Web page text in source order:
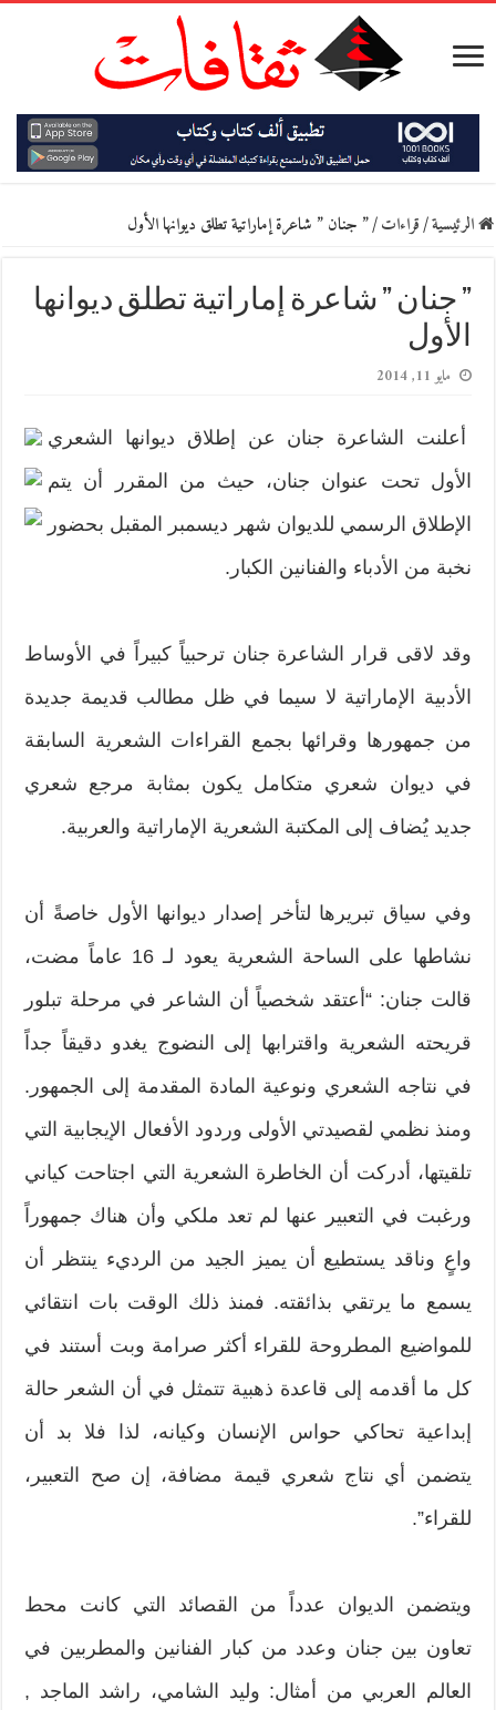
الرئيسية/قراءات/” جنان ” شاعرة إماراتية تطلق ديوانها الأول
” جنان ” شاعرة إماراتية تطلق ديوانها
الأول
مايو 11, 2014
أعلنت الشاعرة جنان عن إطلاق ديوانها الشعري
الأول تحت عنوان جنان، حيث من المقرر أن يتم
الإطلاق الرسمي للديوان شهر ديسمبر المقبل بحضور
نخبة من الأدباء والفنانين الكبار.
وقد لاقى قرار الشاعرة جنان ترحبياً كبيراً في الأوساط
الأدبية الإماراتية لا سيما في ظل مطالب قديمة جديدة
من جمهورها وقرائها بجمع القراءات الشعرية السابقة
في ديوان شعري متكامل يكون بمثابة مرجع شعري
جديد يُضاف إلى المكتبة الشعرية الإماراتية والعربية.
وفي سياق تبريرها لتأخر إصدار ديوانها الأول خاصةً أن
نشاطها على الساحة الشعرية يعود لـ 16 عاماً مضت،
قالت جنان: “أعتقد شخصياً أن الشاعر في مرحلة تبلور
قريحته الشعرية واقترابها إلى النضوج يغدو دقيقاً جداً
في نتاجه الشعري ونوعية المادة المقدمة إلى الجمهور.
ومنذ نظمي لقصيدتي الأولى وردود الأفعال الإيجابية التي
تلقيتها، أدركت أن الخاطرة الشعرية التي اجتاحت كياني
ورغبت في التعبير عنها لم تعد ملكي وأن هناك جمهوراً
واعٍ وناقد يستطيع أن يميز الجيد من الرديء ينتظر أن
يسمع ما يرتقي بذائقته. فمنذ ذلك الوقت بات انتقائي
للمواضيع المطروحة للقراء أكثر صرامة وبت أستند في
كل ما أقدمه إلى قاعدة ذهبية تتمثل في أن الشعر حالة
إبداعية تحاكي حواس الإنسان وكيانه، لذا فلا بد أن
يتضمن أي نتاج شعري قيمة مضافة، إن صح التعبير،
للقراء”.
ويتضمن الديوان عدداً من القصائد التي كانت محط
تعاون بين جنان وعدد من كبار الفنانين والمطربين في
العالم العربي من أمثال: وليد الشامي، راشد الماجد ,